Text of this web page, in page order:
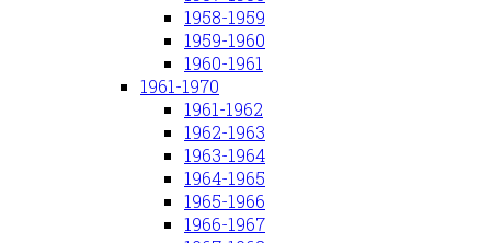
1958-1959
1959-1960
1960-1961
1961-1970
1961-1962
1962-1963
1963-1964
1964-1965
1965-1966
1966-1967